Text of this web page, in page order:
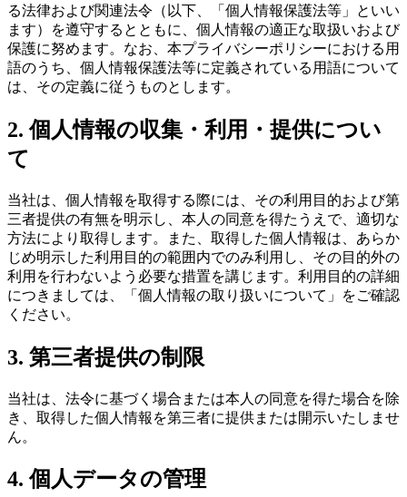
る法律および関連法令（以下、「個人情報保護法等」といい
ます）を遵守するとともに、個人情報の適正な取扱いおよび
保護に努めます。なお、本プライバシーポリシーにおける用
語のうち、個人情報保護法等に定義されている用語について
は、その定義に従うものとします。
2. 個人情報の収集・利用・提供につい
て
当社は、個人情報を取得する際には、その利用目的および第
三者提供の有無を明示し、本人の同意を得たうえで、適切な
方法により取得します。また、取得した個人情報は、あらか
じめ明示した利用目的の範囲内でのみ利用し、その目的外の
利用を行わないよう必要な措置を講じます。利用目的の詳細
につきましては、「個人情報の取り扱いについて」をご確認
ください。
3. 第三者提供の制限
当社は、法令に基づく場合または本人の同意を得た場合を除
き、取得した個人情報を第三者に提供または開示いたしませ
ん。
4. 個人データの管理